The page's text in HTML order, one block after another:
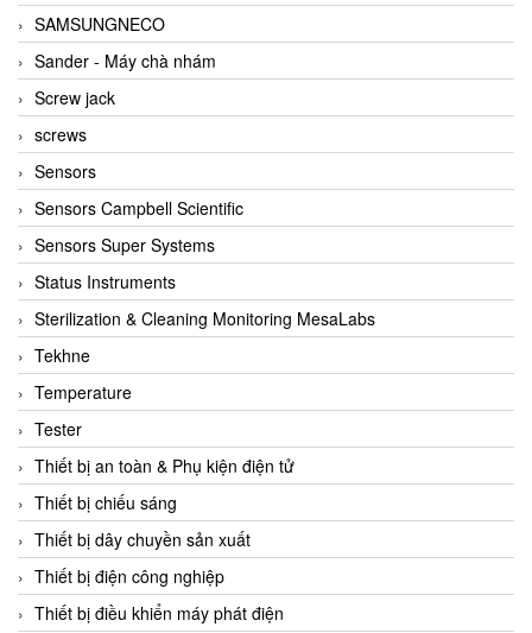
Buhler
BURLING INSTRUMENTS
Burster
BUSCHJOST
Calectro
Campbell Scientific
Canneed Vietnam
Cantoni
CAPS
CAREL Parts
CCS
CD Automation
CEAG Sicherheitst
CEIA Vietnam
Celduc Vietnam
Cemb
Centec GmbH
SAMSUNGNECO
Sander - Máy chà nhám
Screw jack
screws
Sensors
Sensors Campbell Scientific
Sensors Super Systems
Status Instruments
Sterilization & Cleaning Monitoring MesaLabs
Tekhne
Temperature
Tester
Thiết bị an toàn & Phụ kiện điện tử
Thiết bị chiếu sáng
Thiết bị dây chuyền sản xuất
Thiết bị điện công nghiệp
Thiết bị điều khiển máy phát điện